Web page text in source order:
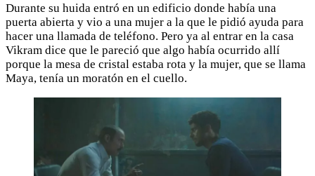
Durante su huida entró en un edificio donde había una
puerta abierta y vio a una mujer a la que le pidió ayuda para
hacer una llamada de teléfono. Pero ya al entrar en la casa
Vikram dice que le pareció que algo había ocurrido allí
porque la mesa de cristal estaba rota y la mujer, que se llama
Maya, tenía un moratón en el cuello.